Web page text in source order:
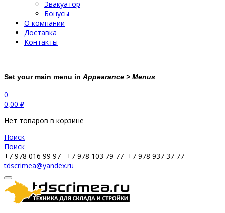
Эвакуатор
Бонусы
О компании
Доставка
Контакты
Set your main menu in Appearance > Menus
0
0,00 ₽
Нет товаров в корзине
Поиск
Поиск
+7 978 016 99 97
+7 978 103 79 77 +7 978 937 37 77
tdscrimea@yandex.ru